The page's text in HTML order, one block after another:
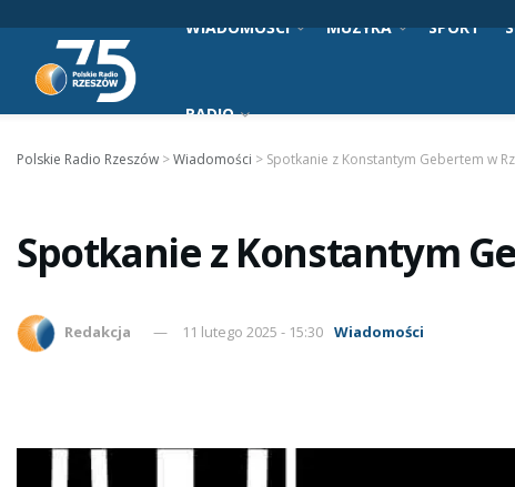
WIADOMOŚCI MUZYKA SPORT
RADIO
Polskie Radio Rzeszów >Wiadomości > Spotkanie z Konstantym Gebertem w
Spotkanie z Konstantym
Redakcja 11 lutego 2025 - 15:30 Wiadomości